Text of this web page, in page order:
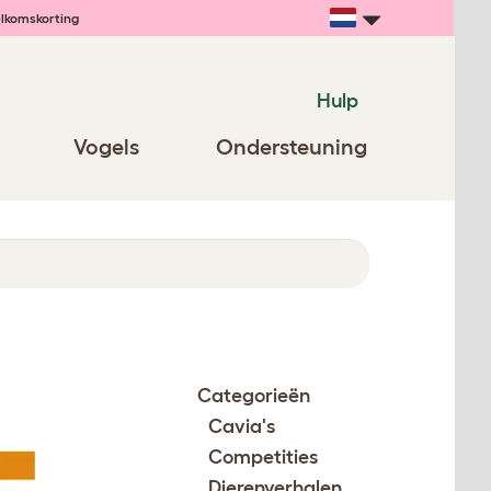
Hulp
Vogels Ondersteuning
Categorieën
Cavia's
Competities